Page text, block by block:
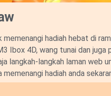
memenangi hadiah hebat di
Ibox 4D, wang tunai dan juga
langkah-langkah laman web
hadiah anda